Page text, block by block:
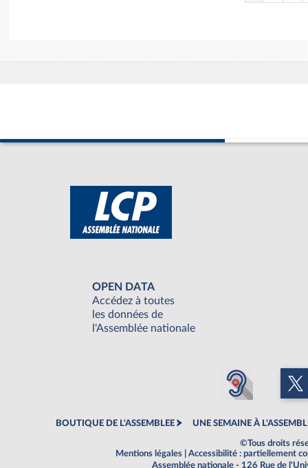
OPEN DATA
Accédez à toutes
les données de
l'Assemblée nationale
BOUTIQUE DE L'ASSEMBLEE UNE SEMAINE À
©Tous droits
Mentions légales
Accessibilité : partiellement
Assemblée nationale - 126 Rue de